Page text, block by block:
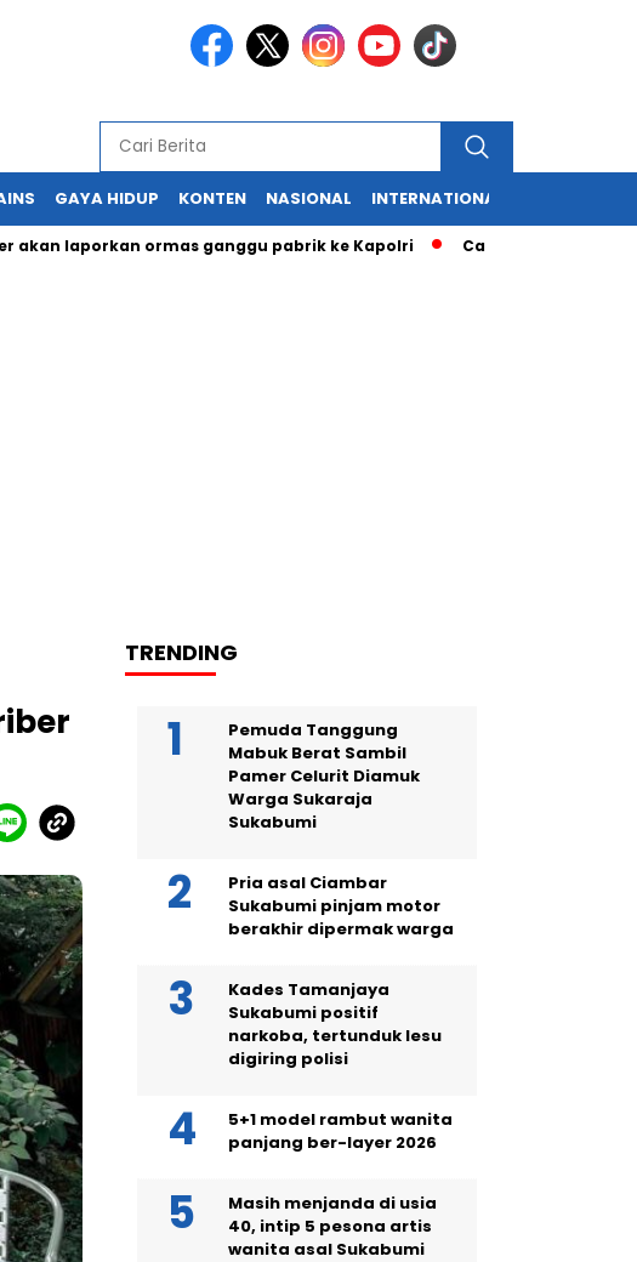
GAYA HIDUP KONTEN NASIONAL INTERNATIONAL
ormas ganggu pabrik ke Kapolri Cabup dan Cawali
TRENDING
Pemuda Tanggung
Mabuk Berat Sambil
Pamer Celurit Diamuk
Warga Sukaraja
Sukabumi
Pria asal Ciambar
Sukabumi pinjam motor
berakhir dipermak warga
Kades Tamanjaya
Sukabumi positif
narkoba, tertunduk lesu
digiring polisi
5+1 model rambut wanita
panjang ber-layer 2026
Masih menjanda di usia
40, intip 5 pesona artis
wanita asal Sukabumi